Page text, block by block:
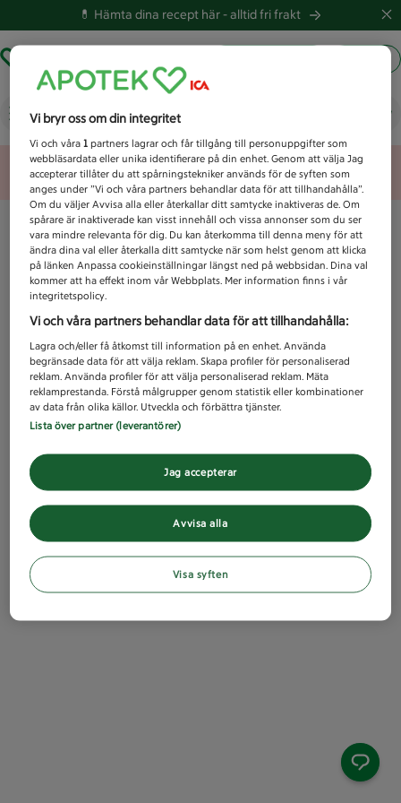
💊 Hämta dina recept här -alltid fri frakt
Vad letar du efter idag?
Unknown error
Vi bryr oss om din integritet
Vi och våra1 partners lagrar och får tillgång till personuppgifter som
webbläsardata eller unika identifierare på din enhet. Genom att välja Jag
accepterar tillåter du att spårningstekniker används för de syften som
anges under ”Vi och våra partners behandlar data för att tillhandahålla”.
Om du väljer Avvisa alla eller återkallar ditt samtycke inaktiveras de. Om
spårare är inaktiverade kan visst innehåll och vissa annonser som du ser
vara mindre relevanta för dig. Du kan återkomma till denna meny för att
ändra dina val eller återkalla ditt samtycke när som helst genom att klicka
på länken Anpassa cookieinställningar längst ned på webbsidan. Dina val
kommer att ha effekt inom vår Webbplats. Mer information finns i vår
integritetspolicy.
Vi och våra partners behandlar data för att tillhandahålla:
Lagra och/eller få åtkomst till information på en enhet. Använda
begränsade data för att välja reklam. Skapa profiler för personaliserad
reklam. Använda profiler för att välja personaliserad reklam. Mäta
reklamprestanda. Förstå målgrupper genom statistik eller kombinationer
av data från olika källor. Utveckla och förbättra tjänster.
Lista över partner (leverantörer)
Avvisa alla
Jag accepterar
Visa syften